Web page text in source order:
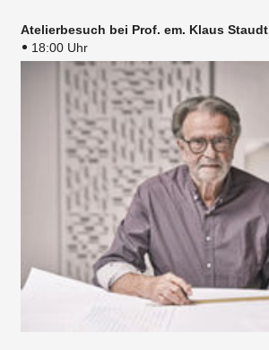
Atelierbesuch bei Prof. em. Klaus Staudt
18:00 Uhr